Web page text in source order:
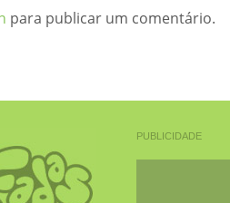
para publicar um comentário.
PUBLICIDADE